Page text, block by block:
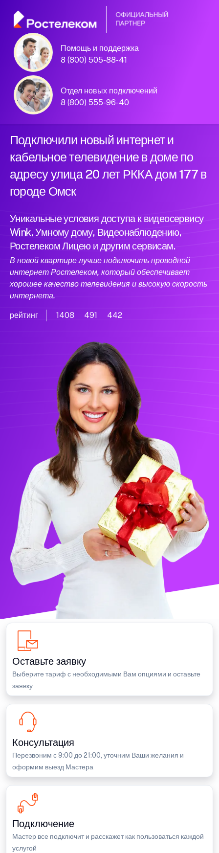
Помощь и поддержка
8 (800) 505-88-41
Отдел новых подключений
8 (800) 555-96-40
Омск, улица 20 лет РККА дом 177
Официальный
партнер Ростелеком
Подключили новый интернет и
кабельное телевидение в доме по
адресу улица 20 лет РККА дом 177 в
городе Омск
Уникальные условия доступа к видеосервису
Wink, Умному дому, Видеонаблюдению,
Ростелеком Лицею и другим сервисам.
В новой квартире лучше подключить проводной
интернет Ростелеком, который обеспечивает
хорошее качество телевидения и высокую скорость
интернета.
рейтинг 1408 491 442
Оставьте заявку
Выберите тариф с необходимыми Вам опциями и оставьте
заявку
Консультация
Перезвоним с 9:00 до 21:00, уточним Ваши желания и
оформим выезд Мастера
Подключение
Мастер все подключит и расскажет как пользоваться каждой
услугой